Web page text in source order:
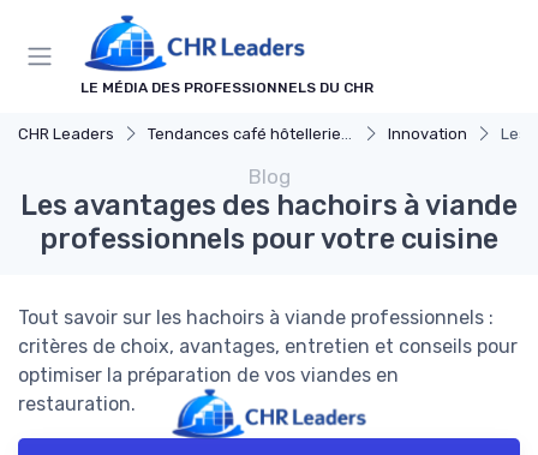
LE MÉDIA DES PROFESSIONNELS DU CHR
CHR Leaders Tendances café hôtellerie et restauration Innovation Les
Blog
Les avantages des hachoirs à viande
professionnels pour votre cuisine
Tout savoir sur les hachoirs à viande professionnels :
critères de choix, avantages, entretien et conseils pour
optimiser la préparation de vos viandes en
restauration.
Panneau de gestion des cookies